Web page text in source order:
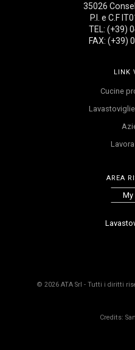
35026
P.I. e C.F
TEL: (+39)
FAX: (+39)
LINK
Cucine
AREA
My
© 2026ATA Srl - Tutti i diritti
Credits: